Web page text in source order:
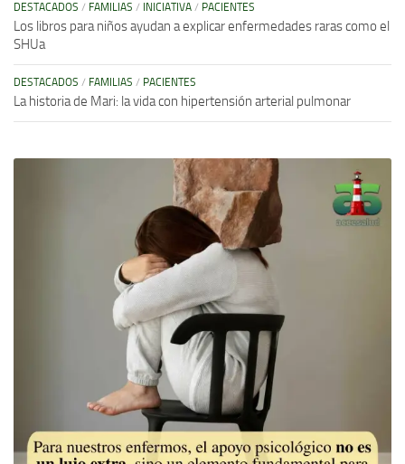
DESTACADOS / FAMILIAS / INICIATIVA / PACIENTES
Los libros para niños ayudan a explicar enfermedades raras como el
SHUa
DESTACADOS / FAMILIAS / PACIENTES
La historia de Mari: la vida con hipertensión arterial pulmonar